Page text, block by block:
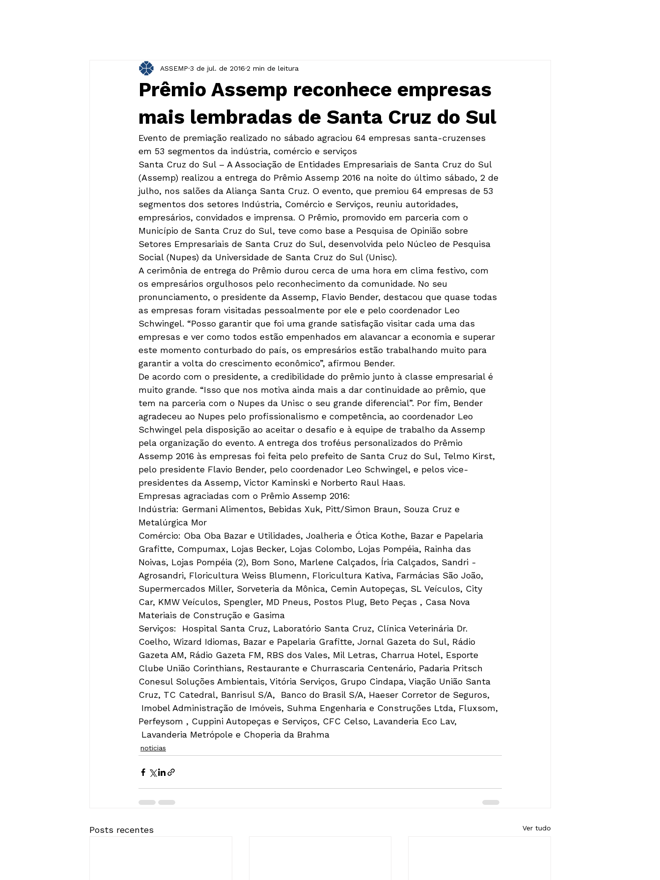
Prêmio Assemp reconhece empresas
mais lembradas de Santa Cruz do Sul
ASSEMP 3 de jul. de 2016 2 min de leitura
Evento de premiação realizado no sábado agraciou 64 empresas santa-cruzenses
em 53 segmentos da indústria, comércio e serviços
Santa Cruz do Sul – A Associação de Entidades Empresariais de Santa Cruz do Sul
(Assemp) realizou a entrega do Prêmio Assemp 2016 na noite do último sábado, 2 de
julho, nos salões da Aliança Santa Cruz. O evento, que premiou 64 empresas de 53
segmentos dos setores Indústria, Comércio e Serviços, reuniu autoridades,
empresários, convidados e imprensa. O Prêmio, promovido em parceria com o
Município de Santa Cruz do Sul, teve como base a Pesquisa de Opinião sobre
Setores Empresariais de Santa Cruz do Sul, desenvolvida pelo Núcleo de Pesquisa
Social (Nupes) da Universidade de Santa Cruz do Sul (Unisc).
A cerimônia de entrega do Prêmio durou cerca de uma hora em clima festivo, com
os empresários orgulhosos pelo reconhecimento da comunidade. No seu
pronunciamento, o presidente da Assemp, Flavio Bender, destacou que quase todas
as empresas foram visitadas pessoalmente por ele e pelo coordenador Leo
Schwingel. “Posso garantir que foi uma grande satisfação visitar cada uma das
empresas e ver como todos estão empenhados em alavancar a economia e superar
este momento conturbado do país, os empresários estão trabalhando muito para
garantir a volta do crescimento econômico”, afirmou Bender.
De acordo com o presidente, a credibilidade do prêmio junto à classe empresarial é
muito grande. “Isso que nos motiva ainda mais a dar continuidade ao prêmio, que
tem na parceria com o Nupes da Unisc o seu grande diferencial”. Por fim, Bender
agradeceu ao Nupes pelo profissionalismo e competência, ao coordenador Leo
Schwingel pela disposição ao aceitar o desafio e à equipe de trabalho da Assemp
pela organização do evento. A entrega dos troféus personalizados do Prêmio
Assemp 2016 às empresas foi feita pelo prefeito de Santa Cruz do Sul, Telmo Kirst,
pelo presidente Flavio Bender, pelo coordenador Leo Schwingel, e pelos vice-
presidentes da Assemp, Victor Kaminski e Norberto Raul Haas.
Empresas agraciadas com o Prêmio Assemp 2016:
Indústria: Germani Alimentos, Bebidas Xuk, Pitt/Simon Braun, Souza Cruz e
Metalúrgica Mor
Comércio: Oba Oba Bazar e Utilidades, Joalheria e Ótica Kothe, Bazar e Papelaria
Grafitte, Compumax, Lojas Becker, Lojas Colombo, Lojas Pompéia, Rainha das
Noivas, Lojas Pompéia (2), Bom Sono, Marlene Calçados, Íria Calçados, Sandri -
Agrosandri, Floricultura Weiss Blumenn, Floricultura Kativa, Farmácias São João,
Supermercados Miller, Sorveteria da Mônica, Cemin Autopeças, SL Veículos, City
Car, KMW Veículos, Spengler, MD Pneus, Postos Plug, Beto Peças , Casa Nova
Materiais de Construção e Gasima
Serviços:  Hospital Santa Cruz, Laboratório Santa Cruz, Clínica Veterinária Dr.
Coelho, Wizard Idiomas, Bazar e Papelaria Grafitte, Jornal Gazeta do Sul, Rádio
Gazeta AM, Rádio Gazeta FM, RBS dos Vales, Mil Letras, Charrua Hotel, Esporte
Clube União Corinthians, Restaurante e Churrascaria Centenário, Padaria Pritsch
Conesul Soluções Ambientais, Vitória Serviços, Grupo Cindapa, Viação União Santa
Cruz, TC Catedral, Banrisul S/A,  Banco do Brasil S/A, Haeser Corretor de Seguros,
Imobel Administração de Imóveis, Suhma Engenharia e Construções Ltda, Fluxsom,
Perfeysom , Cuppini Autopeças e Serviços, CFC Celso, Lavanderia Eco Lav,
Lavanderia Metrópole e Choperia da Brahma
noticias
Posts recentes Ver tudo